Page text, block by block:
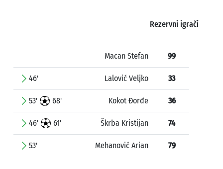
Rezervni igrači
Macan Stefan 99
46' Lalović Veljko 33
53' 68' Kokot Đorđe 36
46' 61' Škrba Kristijan 74
53' Mehanović Arian 79